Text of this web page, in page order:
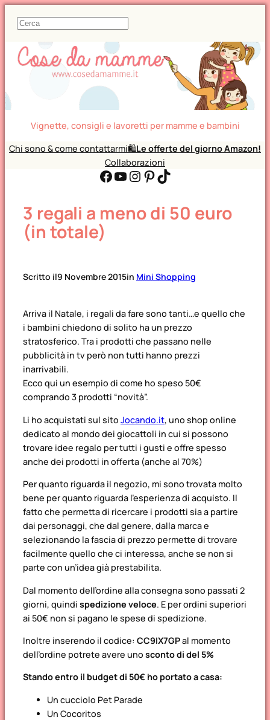
C
r
c
Vignette, consigli e lavoretti per mamme e bambini
Chi sono & come contattarmi🛍️Le offerte del giorno Amazon!
Collaborazioni
Facebook YouTube Instagram Pinterest TikTok
3 regali a meno di 50 euro
(in totale)
Scritto il9 Novembre 2015in Mini Shopping
Arriva il Natale, i regali da fare sono tanti…e quello che
i bambini chiedono di solito ha un prezzo
stratosferico. Tra i prodotti che passano nelle
pubblicità in tv però non tutti hanno prezzi
inarrivabili.
Ecco qui un esempio di come ho speso 50€
comprando 3 prodotti “novità”.
Li ho acquistati sul sito Jocando.it, uno shop online
dedicato al mondo dei giocattoli in cui si possono
trovare idee regalo per tutti i gusti e offre spesso
anche dei prodotti in offerta (anche al 70%)
Per quanto riguarda il negozio, mi sono trovata molto
bene per quanto riguarda l’esperienza di acquisto. Il
fatto che permetta di ricercare i prodotti sia a partire
dai personaggi, che dal genere, dalla marca e
selezionando la fascia di prezzo permette di trovare
facilmente quello che ci interessa, anche se non si
parte con un’idea già prestabilita.
Dal momento dell’ordine alla consegna sono passati 2
giorni, quindi spedizione veloce. E per ordini superiori
ai 50€ non si pagano le spese di spedizione.
Inoltre inserendo il codice: CC9IX7GPal momento
dell’ordine potrete avere uno sconto di del 5%
Stando entro il budget di 50€ ho portato a casa:
Un cucciolo Pet Parade
Un Cocoritos